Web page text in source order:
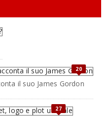
20
il suo James Gordon
27